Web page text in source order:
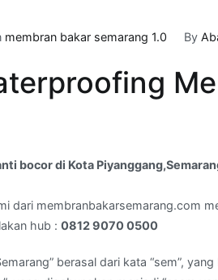
membran bakar semarang 1.0 By
bocor di Kota
dari membranbakarsemarang.com
hub : 0812 9070 0500
berasal dari kata “sem”,